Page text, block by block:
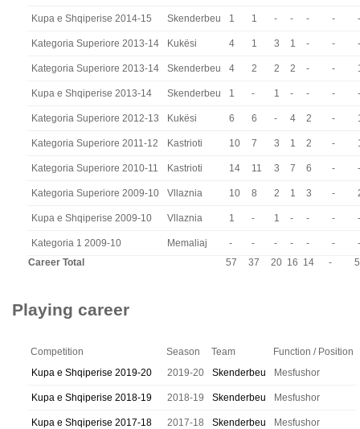
Kupa e Shqiperise 2014-15 Skenderbeu 1 1 - - - - -
Kategoria Superiore 2013-14 Kukësi 4 1 3 1 - - -
Kategoria Superiore 2013-14 Skenderbeu 4 2 2 2 - -
Kupa e Shqiperise 2013-14 Skenderbeu 1 - 1 - - - -
Kategoria Superiore 2012-13 Kukësi 6 6 - 4 2 -
Kategoria Superiore 2011-12 Kastrioti 10 7 3 1 2 -
Kategoria Superiore 2010-11 Kastrioti 14 11 3 7 6 - -
Kategoria Superiore 2009-10 Vllaznia 10 8 2 1 3 -
Kupa e Shqiperise 2009-10 Vllaznia 1 - 1 - - - -
Kategoria 1 2009-10 Memaliaj - - - - - -
-
Career Total
57 37 20 16 14 - 5
Playing career
Competition Season Team
Function / Position
Kupa e Shqiperise 2019-20
2019-20 Skenderbeu Mesfushor
Kupa e Shqiperise 2018-19 2018-19 Skenderbeu Mesfushor
Kupa e Shqiperise 2017-18 2017-18 Skenderbeu Mesfushor